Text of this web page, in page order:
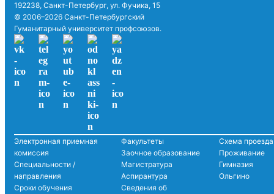
192238, Санкт-Петербург, ул. Фучика, 15
© 2006–2026 Санкт-Петербургский
Гуманитарный университет профсоюзов.
Электронная приемная
комиссия
Специальности /
направления
Сроки обучения
Факультеты
Заочное образование
Магистратура
Аспирантура
Сведения об
Схема проезда
Проживание
Гимназия
Ольгино